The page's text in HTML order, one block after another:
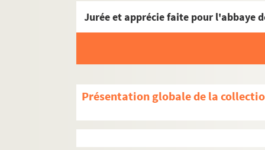
Présentation globale de la